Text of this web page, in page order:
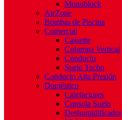
Monoblock
AirZone
Bombas de Piscina
Comercial
Cassette
Columna Vertical
Conducto
Suelo Techo
Conducto Alta Presión
Doméstico
Calefactores
Consola Suelo
Deshumidificador